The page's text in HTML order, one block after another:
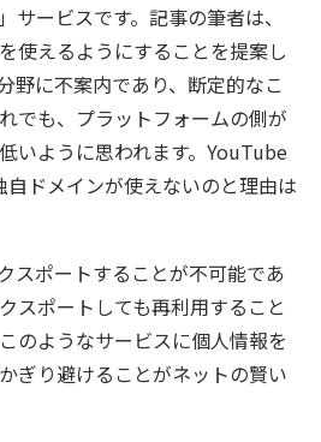
サービスです。記事の筆者は、
使えるようにすることを提案し
野に不案内であり、断定的なこ
でも、プラットフォームの側が
いように思われます。YouTube
ドメインが使えないのと理由は
スポートすることが不可能であ
スポートしても再利用すること
のようなサービスに個人情報を
ぎり避けることがネットの賢い